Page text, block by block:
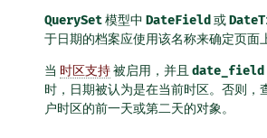
QuerySet模型中DateField 或
于日期的档案应使用该名称来确定页面
当 时区支持被启用，并且date_field
时，日期被认为是在当前时区。否则，
户时区的前一天或第二天的对象。